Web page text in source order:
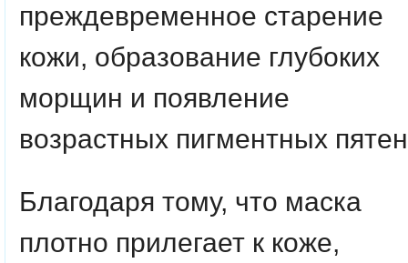
преждевременное старение
кожи, образование глубоких
морщин и появление
возрастных пигментных
Благодаря тому, что маска
плотно прилегает к коже,